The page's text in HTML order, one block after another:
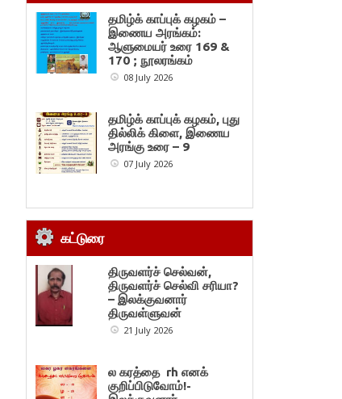
தமிழ்க் காப்புக் கழகம் –
இணைய அரங்கம்:
ஆளுமையர் உரை 169 &
170 ; நூலரங்கம்
08 July 2026
தமிழ்க் காப்புக் கழகம், புது
தில்லிக் கிளை, இணைய
அரங்கு உரை – 9
07 July 2026
கட்டுரை
திருவளர்ச் செல்வன்,
திருவளர்ச் செல்வி சரியா?
– இலக்குவனார்
திருவள்ளுவன்
21 July 2026
ல கரத்தை rh எனக்
குறிப்பிடுவோம்!-